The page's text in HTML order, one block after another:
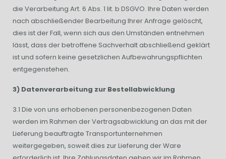
die Verarbeitung Art. 6 Abs. 1 lit. b DSGVO. Ihre Daten werden
nach abschließender Bearbeitung Ihrer Anfrage gelöscht,
dies ist der Fall, wenn sich aus den Umständen entnehmen
lässt, dass der betroffene Sachverhalt abschließend geklärt
ist und sofern keine gesetzlichen Aufbewahrungspflichten
entgegenstehen.
3) Datenverarbeitung zur Bestellabwicklung
3.1 Die von uns erhobenen personenbezogenen Daten
werden im Rahmen der Vertragsabwicklung an das mit der
Lieferung beauftragte Transportunternehmen
weitergegeben, soweit dies zur Lieferung der Ware